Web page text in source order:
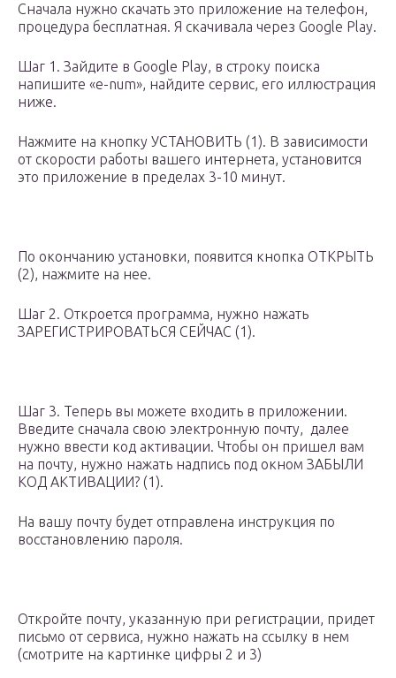
Сначала нужно скачать это приложение на телефон,
процедура бесплатная. Я скачивала через Google Play.
Шаг 1. Зайдите в Google Play, в строку поиска
напишите «e-num», найдите сервис, его иллюстрация
ниже.
Нажмите на кнопку УСТАНОВИТЬ (1). В зависимости
от скорости работы вашего интернета, установится
это приложение в пределах 3-10 минут.
По окончанию установки, появится кнопка ОТКРЫТЬ
(2), нажмите на нее.
Шаг 2. Откроется программа, нужно нажать
ЗАРЕГИСТРИРОВАТЬСЯ СЕЙЧАС (1).
Шаг 3. Теперь вы можете входить в приложении.
Введите сначала свою электронную почту, далее
нужно ввести код активации. Чтобы он пришел вам
на почту, нужно нажать надпись под окном ЗАБЫЛИ
КОД АКТИВАЦИИ? (1).
На вашу почту будет отправлена инструкция по
восстановлению пароля.
Откройте почту, указанную при регистрации, придет
письмо от сервиса, нужно нажать на ссылку в нем
(смотрите на картинке цифры 2 и 3)